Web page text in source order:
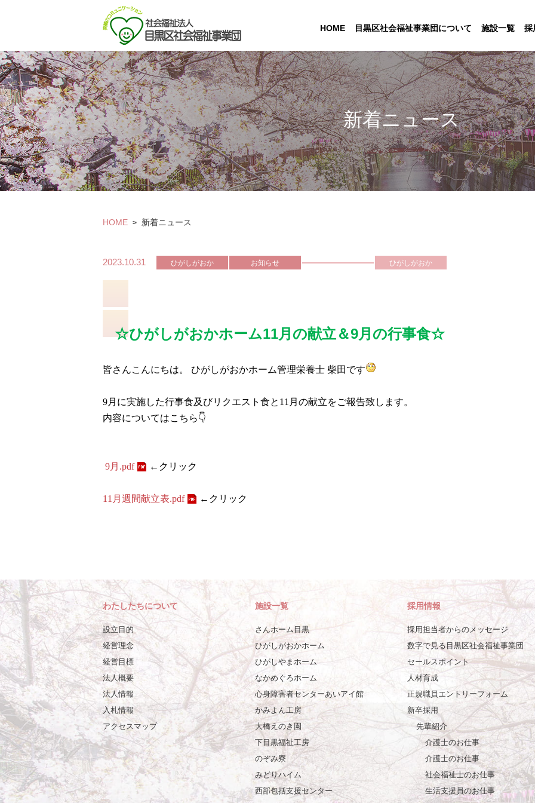
HOME 目黒区社会福祉事業団について 施設一覧 採
新着ニュース
HOME > 新着ニュース
2023.10.31 ひがしがおか お知らせ ひがしがおか
☆ひがしがおかホーム11月の献立＆9月の行事食☆
皆さんこんにちは。 ひがしがおかホーム管理栄養士 柴田です
9月に実施した行事食及びリクエスト食と11 月の献立をご報告致します。
内容についてはこちら👇
9月.pdf ←クリック
11月週間献立表.pdf ←クリック
わたしたちについて
設立目的
経営理念
経営目標
法人概要
法人情報
入札情報
アクセスマップ
施設一覧
さんホーム目黒
ひがしがおかホーム
ひがしやまホーム
なかめぐろホーム
心身障害者センターあいアイ館
かみよん工房
大橋えのき園
下目黒福祉工房
のぞみ寮
みどりハイム
西部包括支援センター
採用情報
採用担当者からのメッセージ
数字で見る目黒区社会福祉事業団
セールスポイント
人材育成
正規職員エントリーフォーム
新卒採用
先輩紹介
介護士のお仕事
介護士のお仕事
社会福祉士のお仕事
生活支援員のお仕事